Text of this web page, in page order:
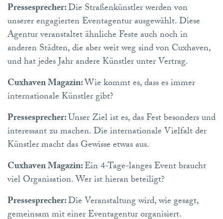
Pressesprecher:Die Straßenkünstler werden von
unserer engagierten Eventagentur ausgewählt. Diese
Agentur veranstaltet ähnliche Feste auch noch in
anderen Städten, die aber weit weg sind von Cuxhaven,
und hat jedes Jahr andere Künstler unter Vertrag.
Cuxhaven Magazin:Wie kommt es, dass es immer
internationale Künstler gibt?
Pressesprecher:Unser Ziel ist es, das Fest besonders und
interessant zu machen. Die internationale Vielfalt der
Künstler macht das Gewisse etwas aus.
Cuxhaven Magazin:Ein 4-Tage-langes Event braucht
viel Organisation. Wer ist hieran beteiligt?
Pressesprecher:Die Veranstaltung wird, wie gesagt,
gemeinsam mit einer Eventagentur organisiert.